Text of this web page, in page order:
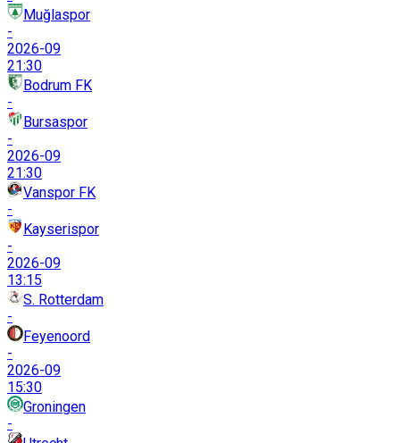
Muğlaspor
-
2026-09
21:30
Bodrum FK
-
Bursaspor
-
2026-09
21:30
Vanspor FK
-
Kayserispor
-
2026-09
13:15
S. Rotterdam
-
Feyenoord
-
2026-09
15:30
Groningen
-